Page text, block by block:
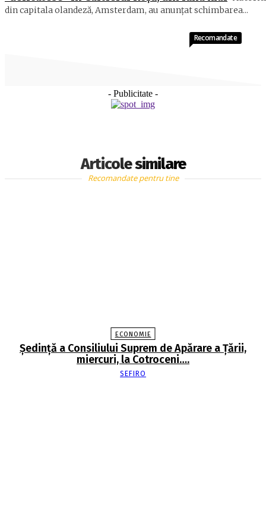
din capitala olandeză, Amsterdam, au anunțat schimbarea...
- Publicitate -
Articole similare
Recomandate
Recomandate pentru tine
ECONOMIE
Şedinţă a Consiliului Suprem de Apărare a Ţării,
miercuri, la Cotroceni….
SEFIRO